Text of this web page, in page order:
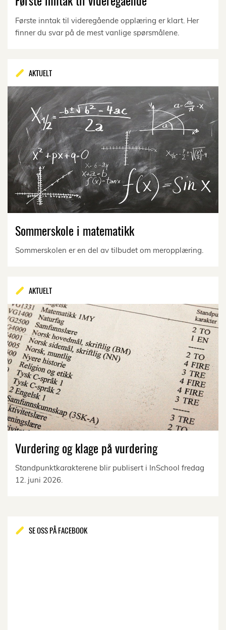
Første inntak til videregående opplæring er klart. Her
finner du svar på de mest vanlige spørsmålene.
AKTUELT
Sommerskole i matematikk
Sommerskolen er en del av tilbudet om meropplæring.
AKTUELT
Vurdering og klage på vurdering
Standpunktkarakterene blir publisert i InSchool fredag
12. juni 2026.
SE OSS PÅ FACEBOOK